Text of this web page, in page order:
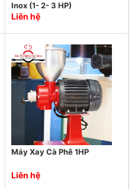
Inox (1- 2- 3 HP)
Liên hệ
Máy Xay Cà Phê 1HP
Liên hệ